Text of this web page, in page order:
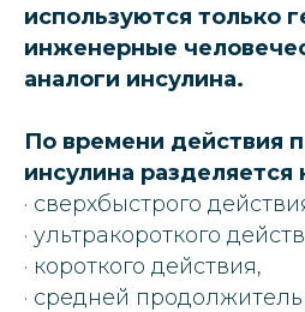
используются только
инженерные
аналоги инсулина.
По времени действия
инсулина разделяется
· сверхбыстрого
· ультракороткого
· короткого действия,
· средней